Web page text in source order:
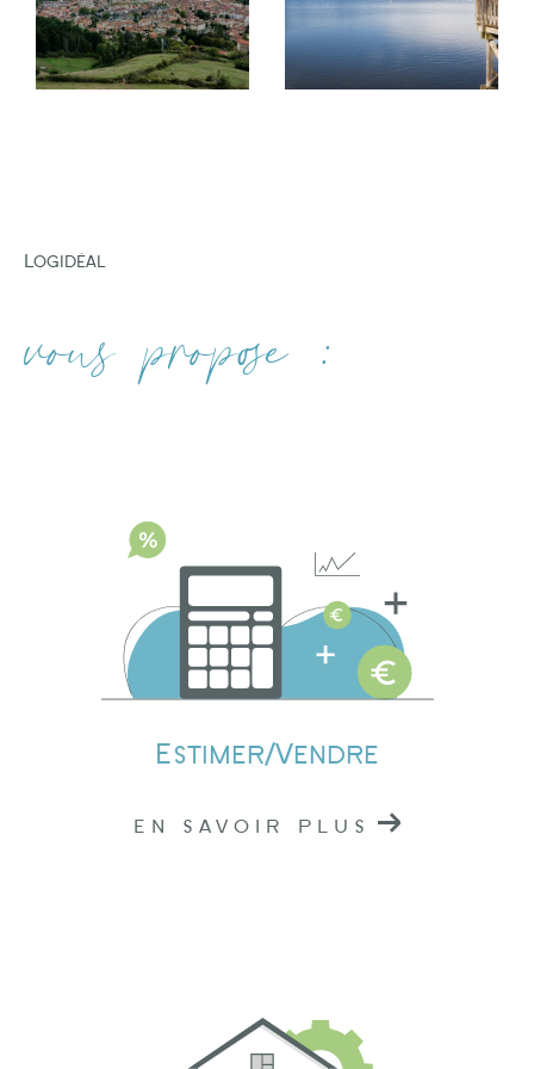
gestion locativeprofessionnelle.
Nous mettons également à votre disposition
Si vous recherchez à faire estimer votre bien
SUR-TURDINE. vous pouvez compter sur notre
Estimation immobilière à Tarare
Estimation immobilière à Lamure-sur-Azergues
Nos professionnels connaissent parfaitement le
marché local, ce qui nous permet de vous
votre bien. Que vous envisagiez de vendre ou
Amplepuis et Lamure-sur-
Logidéal
vous propose :
Estimer/Vendre
EN SAVOIR PLUS
FILTRER PAR